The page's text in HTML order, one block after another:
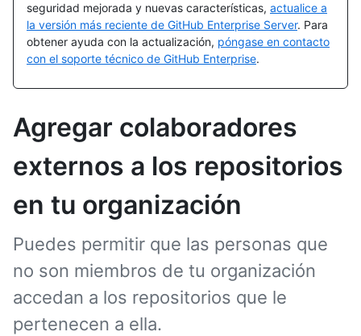
seguridad mejorada y nuevas características, actualice a
la versión más reciente de GitHub Enterprise Server. Para
obtener ayuda con la actualización, póngase en contacto
con el soporte técnico de GitHub Enterprise.
Agregar colaboradores
externos a los repositorios
en tu organización
Puedes permitir que las personas que
no son miembros de tu organización
accedan a los repositorios que le
pertenecen a ella.